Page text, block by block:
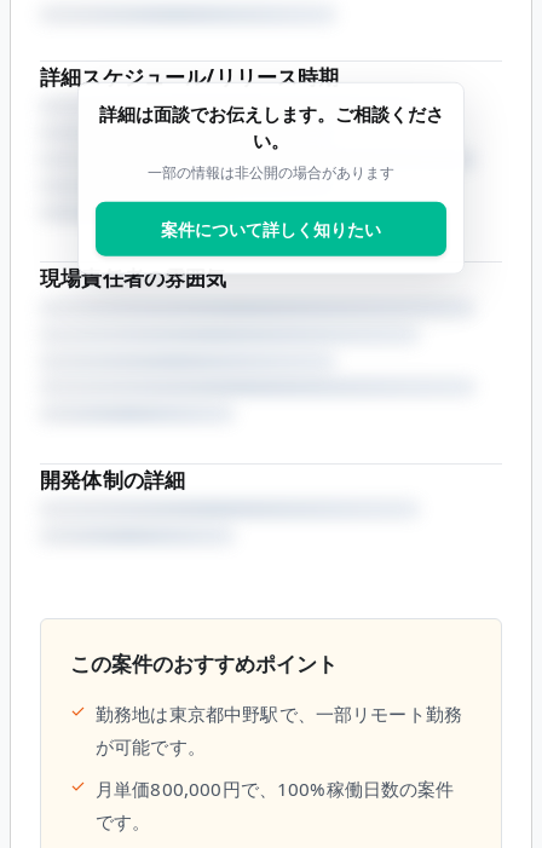
詳細スケジュール/リリース時期
現場責任者の雰囲気
開発体制の詳細
詳細は面談でお伝えします。ご相談くださ
い。
一部の情報は非公開の場合があります
案件について詳しく知りたい
この案件のおすすめポイント
✓ 勤務地は東京都中野駅で、一部リモート勤務
が可能です。
✓ 月単価800,000円で、100%稼働日数の案件
です。